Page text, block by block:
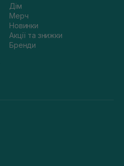
Дім
Мерч
Новинки
Акції та знижки
Бренди